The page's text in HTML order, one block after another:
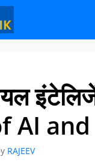
AI
RAJEEV